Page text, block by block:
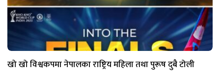
खो खो विश्वकपमा नेपालका राष्ट्रिय महिला तथा पुरूष दुबै टोली